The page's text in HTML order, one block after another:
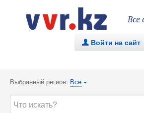
Все
. Войти на сайт
Выбранный регион: Все {